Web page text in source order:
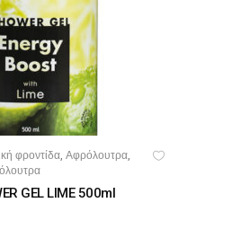
ΚΑΛΆΘΙ
φροντίδα, Αφρόλουτρα,
GEL LIME 500ml